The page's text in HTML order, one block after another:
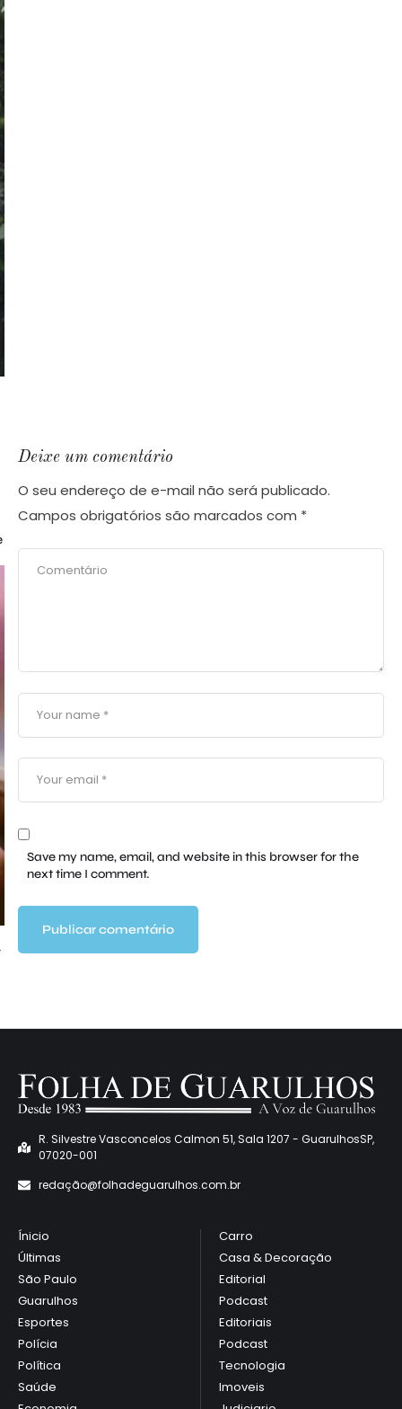
Deixe um comentário
O seu endereço de e-mail não será publicado.
Campos obrigatórios são marcados com *
Save my name, email, and website in this browser for the
next time I comment.
R. Silvestre Vasconcelos Calmon 51, Sala 1207 - GuarulhosSP,
07020-001
redação@folhadeguarulhos.com.br
Ínicio
Últimas
São Paulo
Guarulhos
Esportes
Polícia
Política
Saúde
Carro
Casa & Decoração
Editorial
Podcast
Editoriais
Podcast
Tecnologia
Imoveis